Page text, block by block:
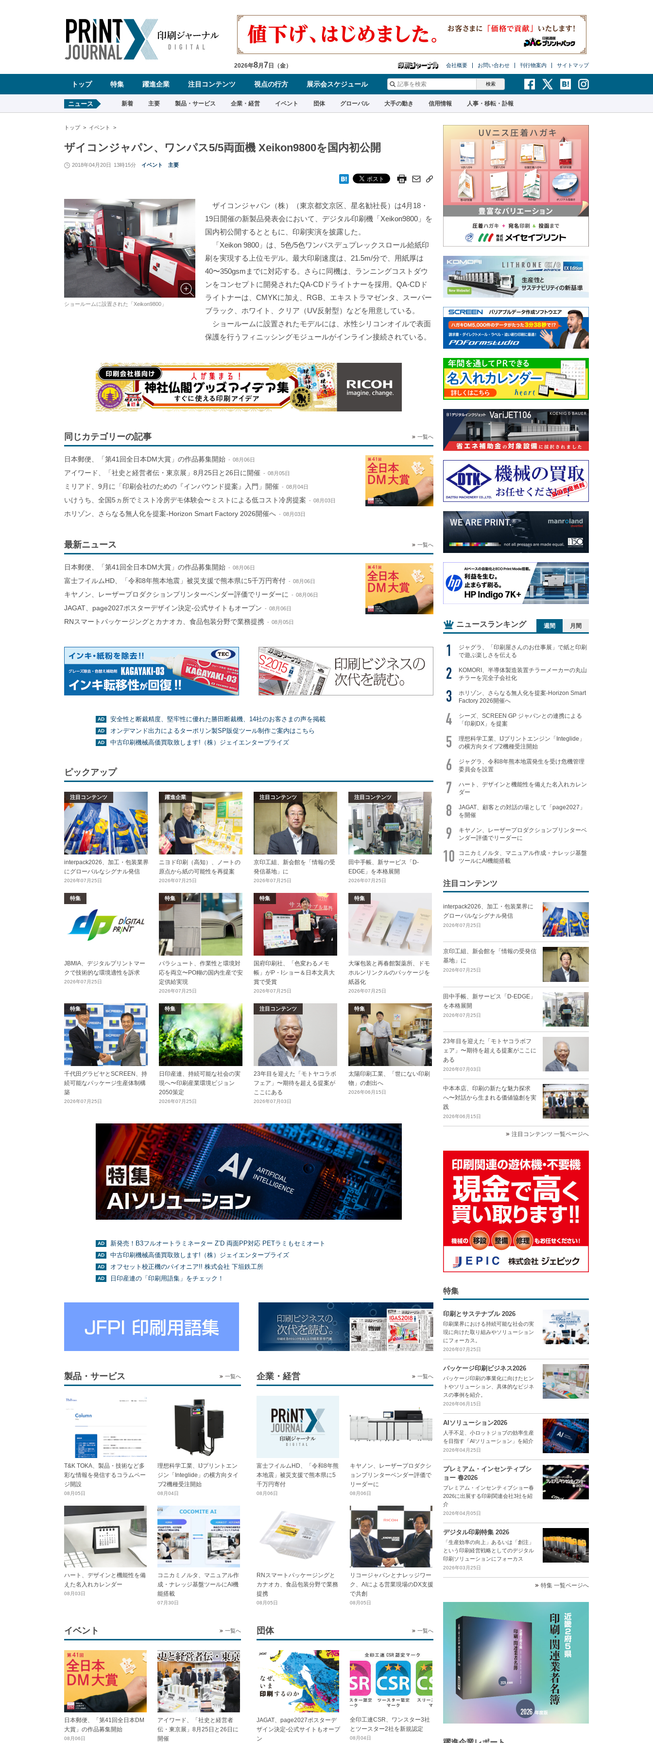
ア
ゲ
ン
2026年8月 7 日（金） 会社概要 お問い合わせ 刊行物案内 サイトマップ
トップ 特集 躍進企業 注目コンテンツ 視点の行方 展示会スケジュール
ニュース 新着 主要 製品・サービス 企業・経営 イベント 団体 グローバル 大手の動き 信用情報 人事・移転・訃報
トップ イベント
ザイコンジャパン、ワンパス5/5両面機 Xeikon9800を国内初公開
2018年04月20日 13時15分 イベント 主要
ショールームに設置された「Xeikon9800」
ザイコンジャパン（株）（東京都文京区、星名勧社長）は4月18・
19日開催の新製品発表会において、デジタル印刷機「Xeikon9800」を
国内初公開するとともに、印刷実演を披露した。
「Xeikon 9800」は、5色/5色ワンパスデュプレックスロール給紙印
刷を実現する上位モデル。最大印刷速度は、21.5m/分で、用紙厚は
40〜350gsmまでに対応する。さらに同機は、ランニングコストダウ
ンをコンセプトに開発されたQA-CDドライトナーを採用。QA-CDド
ライトナーは、CMYKに加え、RGB、エキストラマゼンタ、スーパー
ブラック、ホワイト、クリア（UV反射型）などを用意している。
ショールームに設置されたモデルには、水性シリコンオイルで表面
保護を行うフィニッシングモジュールがインライン接続されている。
同じカテゴリーの記事 一覧へ
日本郵便、「第41回全日本DM大賞」の作品募集開始 08月06日
アイワード、「社史と経営者伝・東京展」8月25日と26日に開催 08月05日
ミリアド、9月に「印刷会社のための『インバウンド提案』入門」開催 08月04日
いけうち、全国5ヵ所でミスト冷房デモ体験会〜ミストによる低コスト冷房提案 08月03日
ホリゾン、さらなる無人化を提案-Horizon Smart Factory 2026開催へ 08月03日
最新ニュース 一覧へ
日本郵便、「第41回全日本DM大賞」の作品募集開始 08月06日
富士フイルムHD、「令和8年熊本地震」被災支援で熊本県に5千万円寄付 08月06日
キヤノン、レーザープロダクションプリンターベンダー評価でリーダーに 08月06日
JAGAT、page2027ポスターデザイン決定-公式サイトもオープン 08月06日
RNスマートパッケージングとカナオカ、食品包装分野で業務提携 08月05日
安全性と断裁精度、堅牢性に優れた勝田断裁機、14社のお客さまの声を掲載
オンデマンド出力によるターポリン製SP販促ツール制作ご案内はこちら
中古印刷機械高価買取致します!（株）ジェイエンタープライズ
ピックアップ
注目コンテンツ
interpack2026、加工・包装業界
にグローバルなシグナル発信
2026年07月25日
躍進企業
ニヨド印刷（高知）、ノートの
原点から紙の可能性を再提案
2026年07月25日
注目コンテンツ
京印工組、新会館を「情報の受
発信基地」に
2026年07月25日
注目コンテンツ
田中手帳、新サービス「D-
EDGE」を本格展開
2026年07月25日
特集
JBMIA、デジタルプリントマー
クで技術的な環境適性を訴求
2026年07月25日
特集
パラシュート、作業性と環境対
応を両立〜PO糊の国内生産で安
定供給実現
2026年07月25日
特集
国府印刷社、「色変わるメモ
帳」がP・Iショー＆日本文具大
賞で受賞
2026年07月25日
特集
大塚包装と再春館製薬所、ドモ
ホルンリンクルのパッケージを
紙器化
2026年07月25日
特集
千代田グラビヤとSCREEN、持
続可能なパッケージ生産体制構
築
2026年07月25日
特集
日印産連、持続可能な社会の実
現へ〜印刷産業環境ビジョン
2050策定
2026年07月25日
注目コンテンツ
23年目を迎えた「モトヤコラボ
フェア」〜期待を超える提案が
ここにある
2026年07月03日
特集
太陽印刷工業、「世にない印刷
物」の創出へ
2026年06月15日
新発売！B3フルオートラミネーター Z’D 両面PP対応 PETラミもセミオート
中古印刷機械高価買取致します!（株）ジェイエンタープライズ
オフセット校正機のパイオニア!! 株式会社 下垣鉄工所
日印産連の「印刷用語集」をチェック！
製品・サービス 一覧へ
T&K TOKA、製品・技術など多
彩な情報を発信するコラムペー
ジ開設
08月05日
理想科学工業、IJプリントエン
ジン「Integlide」の横方向タイ
プ2機種受注開始
08月04日
ハート、デザインと機能性を備
えた名入れカレンダー
08月03日
コニカミノルタ、マニュアル作
成・ナレッジ基盤ツールにAI機
能搭載
07月30日
企業・経営 一覧へ
富士フイルムHD、「令和8年熊
本地震」被災支援で熊本県に5
千万円寄付
08月06日
キヤノン、レーザープロダクシ
ョンプリンターベンダー評価で
リーダーに
08月06日
RNスマートパッケージングと
カナオカ、食品包装分野で業務
提携
08月05日
リコージャパンとナレッジワー
ク、AIによる営業現場のDX支援
で共創
08月05日
イベント 一覧へ
日本郵便、「第41回全日本DM
大賞」の作品募集開始
08月06日
アイワード、「社史と経営者
伝・東京展」8月25日と26日に
開催
団体 一覧へ
JAGAT、page2027ポスターデ
ザイン決定-公式サイトもオープ
ン
全印工連CSR、ワンスター3社
とツースター2社を新規認定
08月04日
ニュースランキング 週間 月間
ジャグラ、「印刷屋さんのお仕事展」で紙と印刷
で遊ぶ楽しさを伝える
KOMORI、半導体製造装置チラーメーカーの丸山
チラーを完全子会社化
ホリゾン、さらなる無人化を提案-Horizon Smart
Factory 2026開催へ
シーズ、SCREEN GP ジャパンとの連携による
「印刷DX」を提案
理想科学工業、IJプリントエンジン「Integlide」
の横方向タイプ2機種受注開始
ジャグラ、令和8年熊本地震発生を受け危機管理
委員会を設置
ハート、デザインと機能性を備えた名入れカレン
ダー
JAGAT、顧客との対話の場として「page2027」
を開催
キヤノン、レーザープロダクションプリンターベ
ンダー評価でリーダーに
コニカミノルタ、マニュアル作成・ナレッジ基盤
ツールにAI機能搭載
注目コンテンツ
interpack2026、加工・包装業界に
グローバルなシグナル発信
2026年07月25日
京印工組、新会館を「情報の受発信
基地」に
2026年07月25日
田中手帳、新サービス「D-EDGE」
を本格展開
2026年07月25日
23年目を迎えた「モトヤコラボフ
ェア」〜期待を超える提案がここに
ある
2026年07月03日
中本本店、印刷の新たな魅力探求
へ〜対話から生まれる価値協創を実
践
2026年06月15日
注目コンテンツ 一覧ページへ
特集
印刷とサステナブル 2026
印刷業界における持続可能な社会の実
現に向けた取り組みやソリューション
にフォーカス。
2026年07月25日
パッケージ印刷ビジネス2026
パッケージ印刷の事業化に向けたヒン
トやソリューション、具体的なビジネ
スの事例を紹介。
2026年06月15日
AIソリューション2026
人手不足、小ロットジョブの効率生産
を目指す「AIソリューション」を紹介
2026年04月25日
プレミアム・インセンティブシ
ョー 春2026
プレミアム・インセンティブショー春
2026に出展する印刷関連会社3社を紹
介
2026年04月05日
デジタル印刷特集 2026
「生産効率の向上」あるいは「創注」
という印刷経営戦略としてのデジタル
印刷ソリューションにフォーカス
2026年03月25日
特集 一覧ページへ